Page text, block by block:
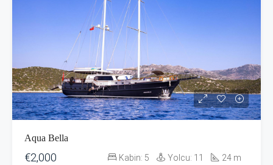
Aqua Bella
€2,000 Kabin: 5 Yolcu: 11 24 m